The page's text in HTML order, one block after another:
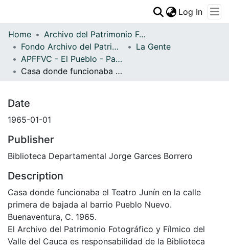
Communities & Collections
All of DSpace
Statistics
Log In
Home
Archivo del Patrimonio Fotográfico y Fílmico del Valle del Cauca
Fondo Archivo del Patrimonio Fotográfico y Fílmico del Valle del Cauca
La Gente
APFFVC - El Pueblo - Patrimonial
Casa donde funcionaba el Teatro Junín en la calle primera de bajada al barrio Pueblo Nuevo
Date
1965-01-01
Publisher
Biblioteca Departamental Jorge Garces Borrero
Description
Casa donde funcionaba el Teatro Junín en la calle
primera de bajada al barrio Pueblo Nuevo.
Buenaventura, C. 1965.
El Archivo del Patrimonio Fotográfico y Fílmico del
Valle del Cauca es responsabilidad de la Biblioteca